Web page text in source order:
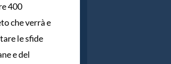
400
che verrà e
le sfide
e del